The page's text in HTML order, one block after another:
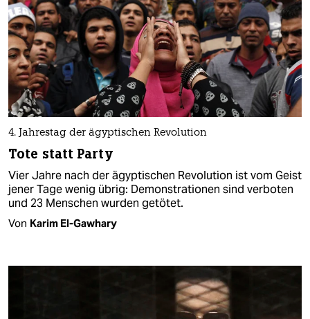
4. Jahrestag der ägyptischen Revolution
Tote statt Party
Vier Jahre nach der ägyptischen Revolution ist vom Geist
jener Tage wenig übrig: Demonstrationen sind verboten
und 23 Menschen wurden getötet.
Von Karim El-Gawhary